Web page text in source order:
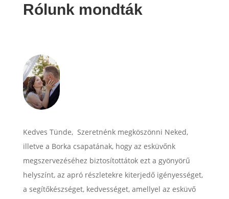
Rólunk mondták
Kedves Tünde, Szeretnénk megköszönni Neked,
illetve a Borka csapatának, hogy az esküvőnk
megszervezéséhez biztosítottátok ezt a gyönyörű
helyszínt, az apró részletekre kiterjedő igényességet,
a segítőkészséget, kedvességet, amellyel az esküvő